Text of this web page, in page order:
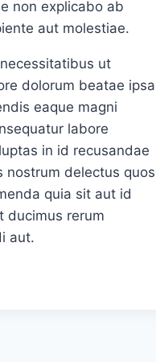
non explicabo ab
aut molestiae.
ut
dolorum beatae ipsa
eaque magni
labore
in id recusandae
nostrum delectus quos
quia sit aut id
ducimus rerum
aut.